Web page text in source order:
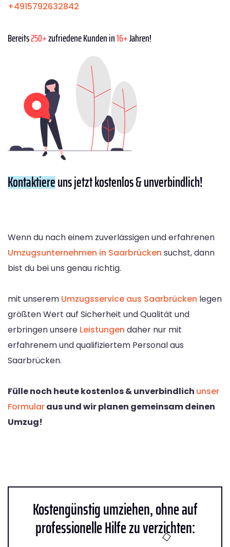
+4915792632842
Bereits250+zufriedene Kunden in16+Jahren!
Kontaktiereuns jetzt kostenlos & unverbindlich!
Wenn du nach einem zuverlässigen und erfahrenen
Umzugsunternehmen in Saarbrücken suchst, dann
bist du bei uns genau richtig.
mit unserem Umzugsservice aus Saarbrücken legen
größten Wert auf Sicherheit und Qualität und
erbringen unsere Leistungen daher nur mit
erfahrenem und qualifiziertem Personal aus
Saarbrücken.
Fülle noch heute kostenlos & unverbindlich unser
Formularaus und wir planen gemeinsam deinen
Umzug!
Kostengünstig umziehen, ohne auf
professionelle Hilfe zu verzichten: